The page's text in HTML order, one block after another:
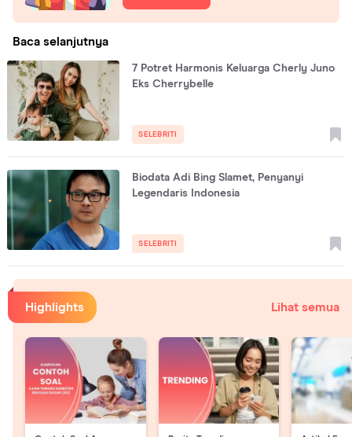
Baca selanjutnya
7 Potret Harmonis Keluarga Cherly Juno
Eks Cherrybelle
SELEBRITI
Biodata Adi Bing Slamet, Penyanyi
Legendaris Indonesia
SELEBRITI
Highlights Lihat semua